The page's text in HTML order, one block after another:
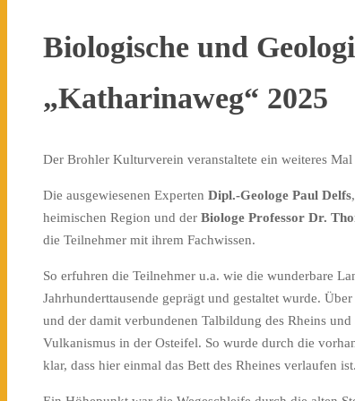
Biologische und
„Katharinaweg“ 2025
Der Brohler Kulturverein veranstaltete ein weiteres
Die ausgewiesenen Experten Dipl.-Geologe Paul Delfs
heimischen Region und der Biologe Professor Dr.
die Teilnehmer mit ihrem Fachwissen.
So erfuhren die Teilnehmer u.a. wie die wunderbare
Jahrhunderttausende geprägt und gestaltet wurde.
und der damit verbundenen Talbildung des Rheins
Vulkanismus in der Osteifel. So wurde durch die
klar, dass hier einmal das Bett des Rheines verlaufen ist.